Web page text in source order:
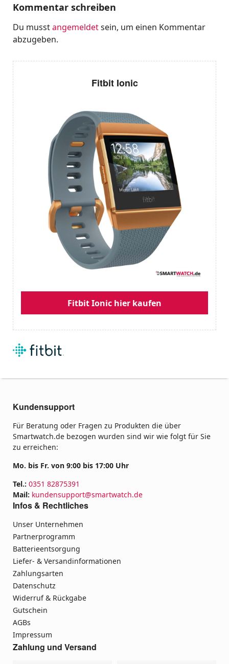
Kommentar schreiben
Du musstangemeldetsein, um einen Kommentar
abzugeben.
Fitbit Ionic
Fitbit Ionic hier kaufen
Kundensupport
Für Beratung oder Fragen zu Produkten die über
Smartwatch.de bezogen wurden sind wir wie folgt für Sie
zu erreichen:
Mo. bis Fr. von 9:00 bis 17:00 Uhr
Tel.: 0351 82875391
Mail: kundensupport@smartwatch.de
Infos & Rechtliches
Unser Unternehmen
Partnerprogramm
Batterieentsorgung
Liefer- & Versandinformationen
Zahlungsarten
Datenschutz
Widerruf & Rückgabe
Gutschein
AGBs
Impressum
Zahlung und Versand